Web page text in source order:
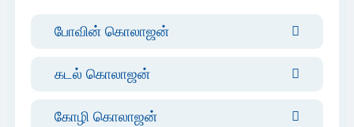
போவின் கொலாஜன்
கடல் கொலாஜன்
கோழி கொலாஜன்